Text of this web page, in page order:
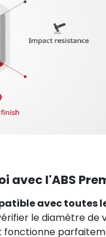
avec l'ABS
avec toutes
le diamètre